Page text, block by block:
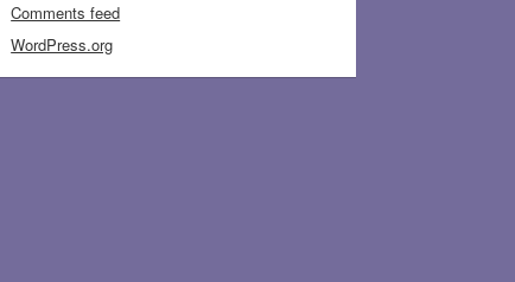
Comments feed
WordPress.org